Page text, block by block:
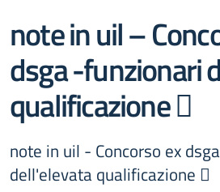
note in uil –
dsga -funzionari
qualificazione 
note in uil - Concorso ex
dell'elevata qualificazione 